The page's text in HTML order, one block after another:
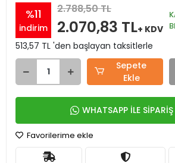
%11
indirim
2.788,50 TL
2.070,83 TL+ KDV
513,57 TL 'den başlayan taksitlerle
Sepete
Ekle
WHATSAPP İLE SİPARİŞ
Favorilerime ekle